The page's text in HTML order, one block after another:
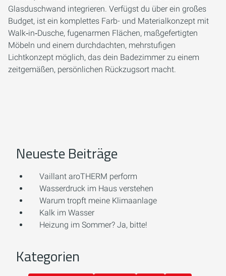
Glasduschwand integrieren. Verfügst du über ein großes
Budget, ist ein komplettes Farb- und Materialkonzept mit
Walk‑in‑Dusche, fugenarmen Flächen, maßgefertigten
Möbeln und einem durchdachten, mehrstufigen
Lichtkonzept möglich, das dein Badezimmer zu einem
zeitgemäßen, persönlichen Rückzugsort macht.
Neueste Beiträge
Vaillant aroTHERM perform
Wasserdruck im Haus verstehen
Warum tropft meine Klimaanlage
Kalk im Wasser
Heizung im Sommer? Ja, bitte!
Kategorien